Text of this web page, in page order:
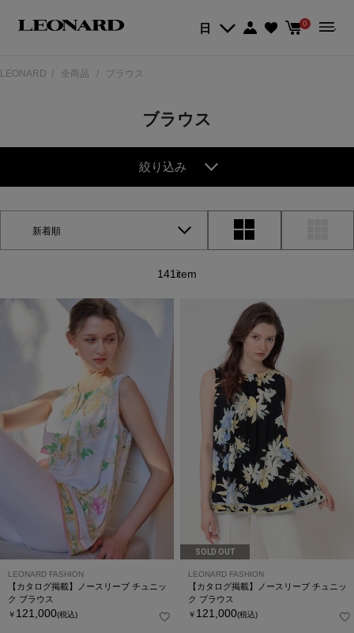
日 0
LEONARD 全商品 ブラウス
ブラウス
絞り込み
新着順
141item
LEONARD FASHION
【カタログ掲載】ノースリーブ チュニッ
ク ブラウス
￥ 121,000(税込)
SOLD OUT
LEONARD FASHION
【カタログ掲載】ノースリーブ チュニッ
ク ブラウス
￥ 121,000(税込)